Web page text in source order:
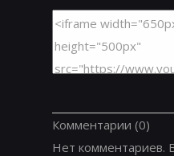
Комментарии (0)
Нет комментариев.